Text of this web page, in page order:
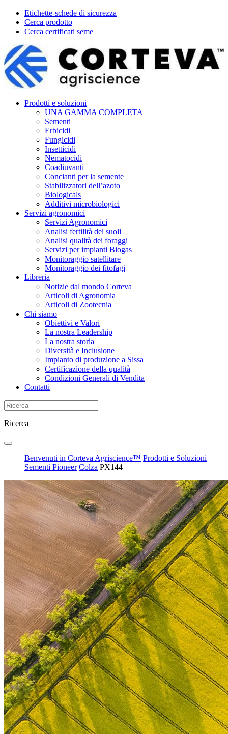
Etichette-schede di sicurezza
Cerca prodotto
Cerca certificati seme
Prodotti e soluzioni
UNA GAMMA COMPLETA
Sementi
Erbicidi
Fungicidi
Insetticidi
Nematocidi
Coadiuvanti
Concianti per la semente
Stabilizzatori dell’azoto
Biologicals
Additivi microbiologici
Servizi agronomici
Servizi Agronomici
Analisi fertilità dei suoli
Analisi qualità dei foraggi
Servizi per impianti Biogas
Monitoraggio satellitare
Monitoraggio dei fitofagi
Libreria
Notizie dal mondo Corteva
Articoli di Agronomia
Articoli di Zootecnia
Chi siamo
Obiettivi e Valori
La nostra Leadership
La nostra storia
Diversità e Inclusione
Impianto di produzione a Sissa
Certificazione della qualità
Condizioni Generali di Vendita
Contatti
Ricerca
Benvenuti in Corteva Agriscience™ Prodotti e Soluzioni
Sementi Pioneer Colza PX144